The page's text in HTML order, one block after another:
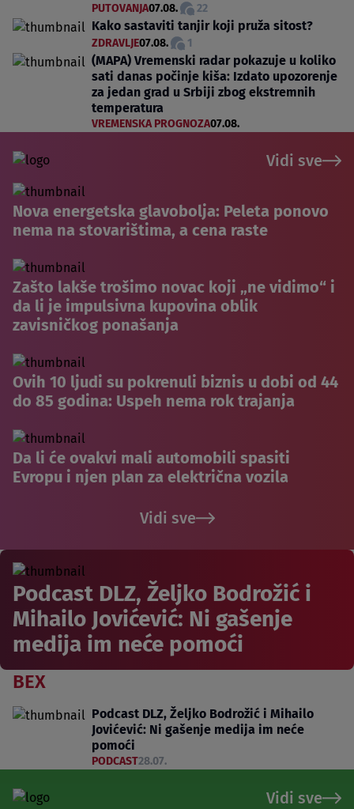
PUTOVANJA07.08. 22
Kako sastaviti tanjir koji pruža sitost?
ZDRAVLJE07.08. 1
(MAPA) Vremenski radar pokazuje u koliko
sati danas počinje kiša: Izdato upozorenje
za jedan grad u Srbiji zbog ekstremnih
temperatura
VREMENSKA PROGNOZA07.08.
Vidi sve
Nova energetska glavobolja: Peleta ponovo
nema na stovarištima, a cena raste
Zašto lakše trošimo novac koji „ne vidimo“ i
da li je impulsivna kupovina oblik
zavisničkog ponašanja
Ovih 10 ljudi su pokrenuli biznis u dobi od 44
do 85 godina: Uspeh nema rok trajanja
Da li će ovakvi mali automobili spasiti
Evropu i njen plan za električna vozila
Vidi sve
Podcast DLZ, Željko Bodrožić i
Mihailo Jovićević: Ni gašenje
medija im neće pomoći
BEX
Podcast DLZ, Željko Bodrožić i Mihailo
Jovićević: Ni gašenje medija im neće
pomoći
PODCAST28.07.
Vidi sve